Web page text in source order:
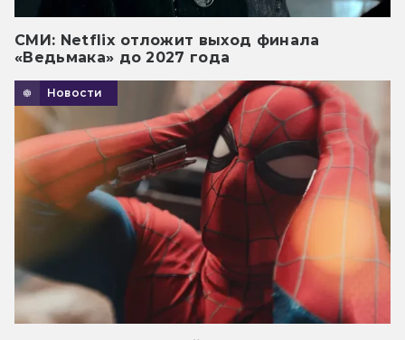
СМИ: Netflix отложит выход финала
«Ведьмака» до 2027 года
Новости